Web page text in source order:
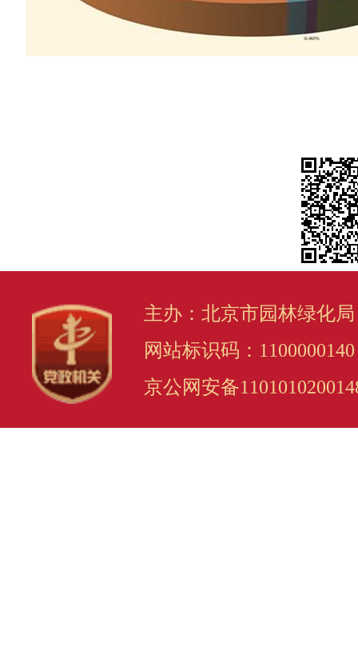
主办：北京市园林绿化
网站标识码：1100000140
京公网安备